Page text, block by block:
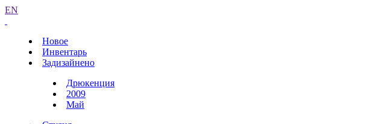
EN
Новое
Инвентарь
Задизайнено
Дрюкенция
2009
Май